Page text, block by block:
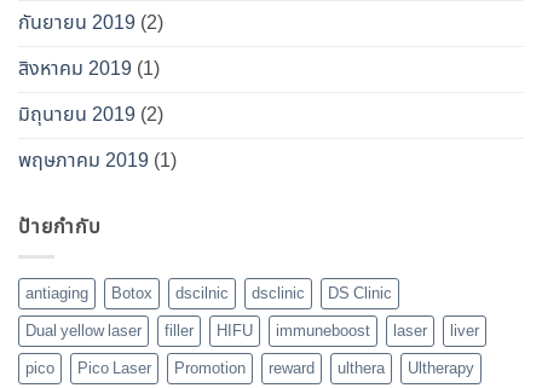
กันยายน 2019 (2)
สิงหาคม 2019 (1)
มิถุนายน 2019 (2)
พฤษภาคม 2019 (1)
ป้ายกำกับ
antiaging Botox dscilnic dsclinic
DS Clinic
Dual yellow laser
filler HIFU immuneboost laser
liver
pico
Pico Laser Promotion reward ulthera
Ultherapy